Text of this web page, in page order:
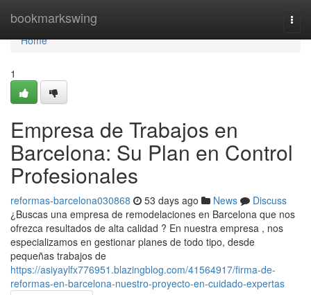
bookmarkswing
Home
Home
1
Empresa de Trabajos en
Barcelona: Su Plan en Control
Profesionales
reformas-barcelona030868 53 days ago News
Discuss
¿Buscas una empresa de remodelaciones en Barcelona que nos
ofrezca resultados de alta calidad ? En nuestra empresa , nos
especializamos en gestionar planes de todo tipo, desde
pequeñas trabajos de
https://asiyaylfx776951.blazingblog.com/41564917/firma-de-
reformas-en-barcelona-nuestro-proyecto-en-cuidado-expertas